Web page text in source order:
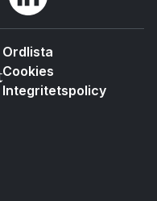
Ordlista
Cookies
Integritetspolicy